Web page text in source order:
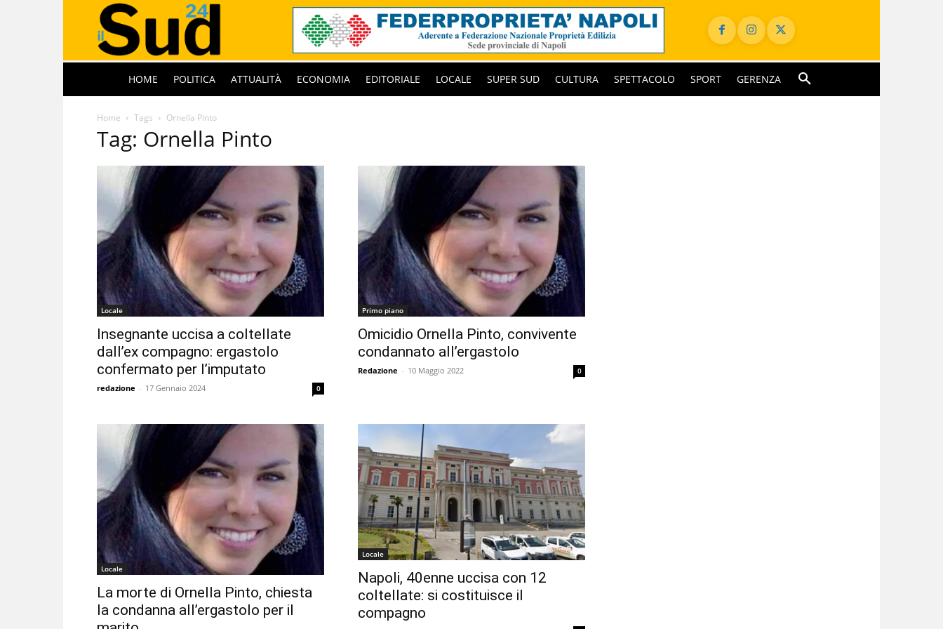
HOME POLITICA ATTUALITÀ ECONOMIA EDITORIALE LOCALE SUPER SUD CULTURA SPETTACOLO SPORT GERENZA
Home Tags Ornella Pinto
Tag: Ornella Pinto
Locale
Insegnante uccisa a coltellate
dall’ex compagno: ergastolo
confermato per l’imputato
redazione - 17 Gennaio 2024 0
Primo piano
Omicidio Ornella Pinto, convivente
condannato all’ergastolo
Redazione - 10 Maggio 2022 0
Locale
La morte di Ornella Pinto, chiesta
la condanna all’ergastolo per il
Locale
Napoli, 40enne uccisa con 12
coltellate: si costituisce il
compagno